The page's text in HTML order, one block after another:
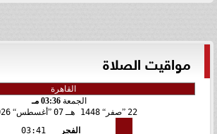
مواقيت الصلاة
الجمعة 03:36 مـ
22 صفر 1448 هـ 07 أغسطس
الفجر
03:41